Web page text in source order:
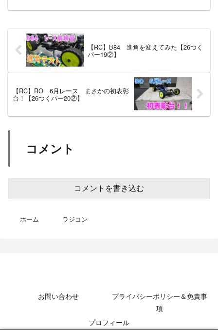
【RC】B84 進角を変えてみた【26つく
パー19②】
【RC】RO 6月レース まさかの初表彰
台！【26つくパー20②】
コメント
コメントを書き込む
ホーム ラジコン
お問い合わせ
プライバシーポリシー＆免責事
項
プロフィール